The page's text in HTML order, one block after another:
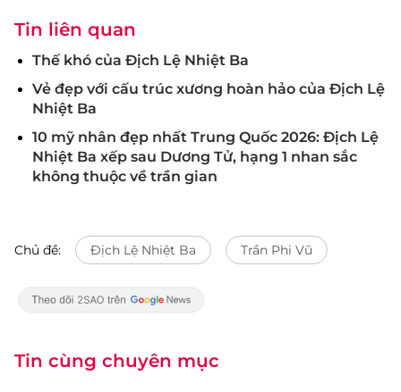
Tin liên quan
Thế khó của Địch Lệ Nhiệt Ba
Vẻ đẹp với cấu trúc xương hoàn hảo của Địch Lệ
Nhiệt Ba
10 mỹ nhân đẹp nhất Trung Quốc 2026: Địch Lệ
Nhiệt Ba xếp sau Dương Tử, hạng 1 nhan sắc
không thuộc về trần gian
Chủ đề: Địch Lệ Nhiệt Ba Trần Phi Vũ
Tin cùng chuyên mục